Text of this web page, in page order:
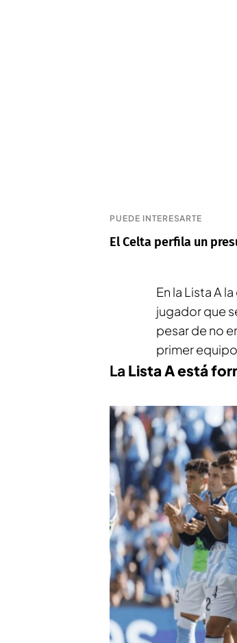
PUEDE INTERESARTE
El Celta perfila un
En la Lista A
jugador que
pesar de no
primer
La Lista A está